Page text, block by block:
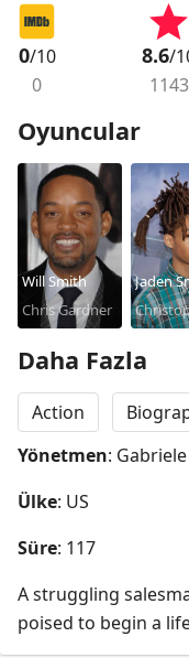
0/10
0
8.6/
1143
Oyuncular
Will Smith
Chris Gardner
Jaden
Daha Fazla
Action
Yönetmen:
Ülke: US
Süre: 117
A struggling
poised to begin a